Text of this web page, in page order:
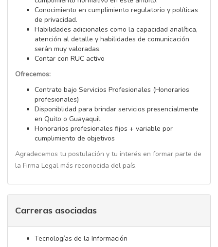
Conocimiento en cumplimiento regulatorio y políticas
de privacidad.
Habilidades adicionales como la capacidad analítica,
atención al detalle y habilidades de comunicación
serán muy valoradas.
Contar con RUC activo
Ofrecemos:
Contrato bajo Servicios Profesionales (Honorarios
profesionales)
Disponiblidad para brindar servicios presencialmente
en Quito o Guayaquil.
Honorarios profesionales fijos + variable por
cumplimiento de objetivos
Agradecemos tu postulación y tu interés en formar parte de
la Firma Legal más reconocida del país.
Carreras asociadas
Tecnologías de la Información